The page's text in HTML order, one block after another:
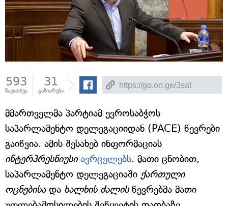
593
წაკითხვა
31
გაზიარება
მმართველმა პარტიამ ევროსაბჭოს
საპარლამენტო დელეგაციიდან (PACE) წევრები
გაიწვია. ამის შესახებ ინფორმაციას
ინტერპრესნიუსი ავრცელებს. მათი ცნობით,
საპარლამენტო დელეგაციაში ქართული
ოცნებისა და ხალხის ძალისწევრებმა მათი